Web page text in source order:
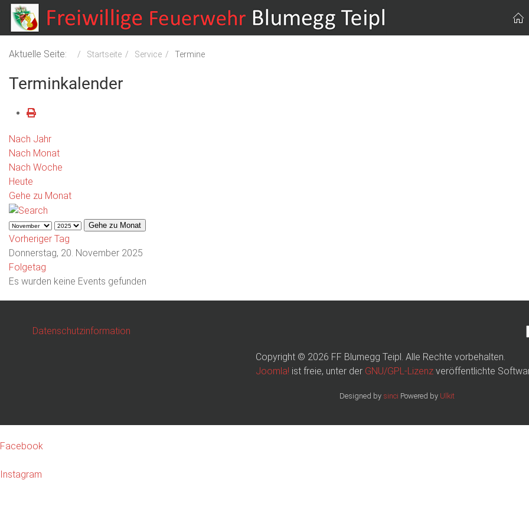
Aktuelle Seite: Startseite Service Termine
Terminkalender
Nach Jahr
Nach Monat
Nach Woche
Heute
Gehe zu Monat
Gehe zu Monat
Vorheriger Tag
Donnerstag, 20. November 2025
Folgetag
Es wurden keine Events gefunden
Datenschutzinformation
Copyright © 2026 FF Blumegg Teipl. Alle Rechte vorbehalten.
Joomla! ist freie, unter der GNU/GPL-Lizenz veröffentlichte
Designed by sinci Powered by Ulkit
Facebook
Instagram